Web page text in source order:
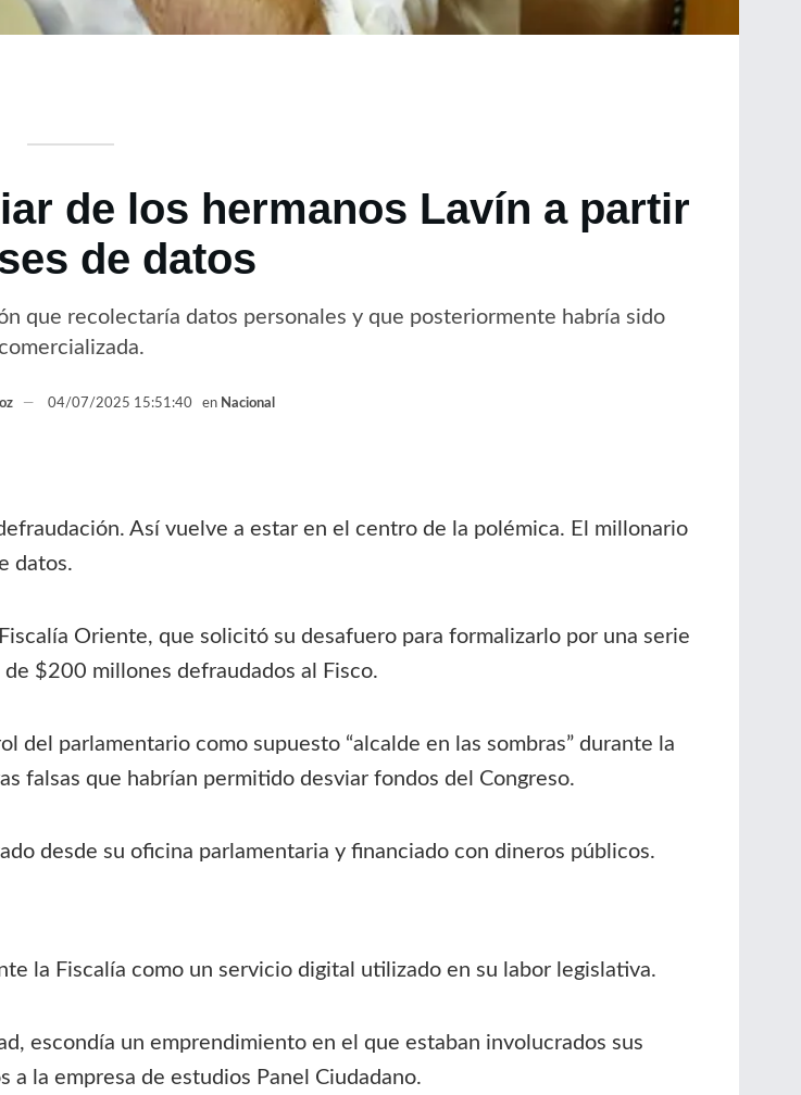
de los hermanos Lavín a partir
de datos
que recolectaría datos personales y que posteriormente habría sido
comercializada.
04/07/2025 15:51:40 en Nacional
Así vuelve a estar en el centro de la polémica. El millonario
datos.
Oriente, que solicitó su desafuero para formalizarlo por una serie
$200 millones defraudados al Fisco.
del parlamentario como supuesto “alcalde en las sombras” durante la
falsas que habrían permitido desviar fondos del Congreso.
desde su oficina parlamentaria y financiado con dineros públicos.
la Fiscalía como un servicio digital utilizado en su labor legislativa.
escondía un emprendimiento en el que estaban involucrados sus
a la empresa de estudios Panel Ciudadano.